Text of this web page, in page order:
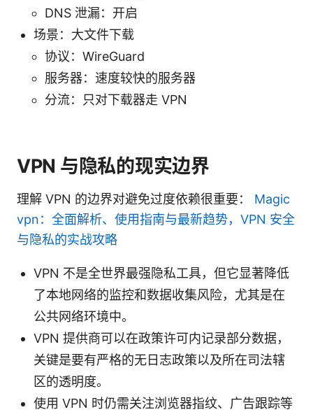
DNS 泄漏：开启
场景：大文件下载
协议：WireGuard
服务器：速度较快的服务器
分流：只对下载器走 VPN
VPN 与隐私的现实边界
理解 VPN 的边界对避免过度依赖很重要： Magic
vpn：全面解析、使用指南与最新趋势，VPN 安全
与隐私的实战攻略
VPN 不是全世界最强隐私工具，但它显著降低
了本地网络的监控和数据收集风险，尤其是在
公共网络环境中。
VPN 提供商可以在政策许可内记录部分数据，
关键是要有严格的无日志政策以及所在司法辖
区的透明度。
使用 VPN 时仍需关注浏览器指纹、广告跟踪等